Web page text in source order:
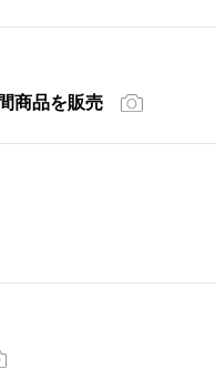
商品を販売